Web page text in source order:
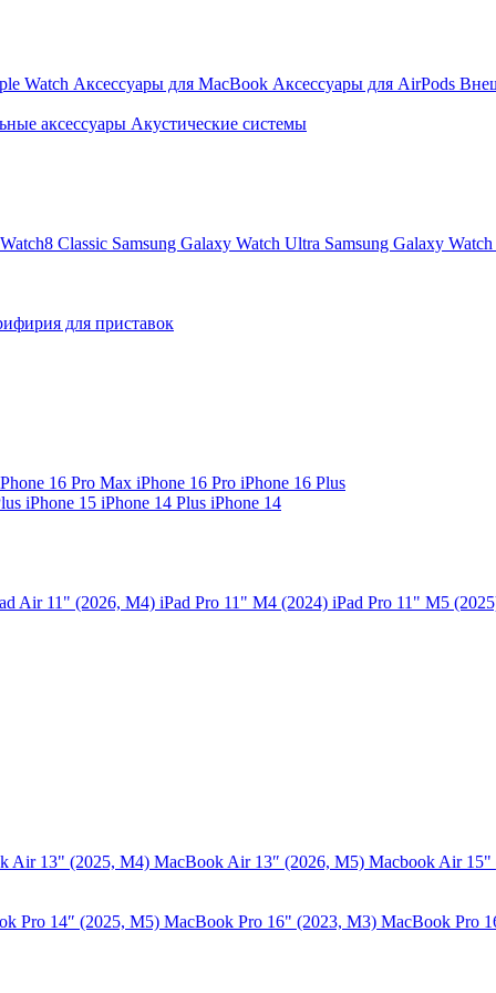
Watch Аксессуары для MacBook Аксессуары для AirPods
аксессуары Акустические системы
Classic Samsung Galaxy Watch Ultra Samsung Galaxy
для приставок
16 Pro Max iPhone 16 Pro iPhone 16 Plus
iPhone 15 iPhone 14 Plus iPhone 14
Air 11" (2026, M4) iPad Pro 11" M4 (2024) iPad Pro 11" M5
Air 13" (2025, M4) MacBook Air 13″ (2026, M5) Macbook Air 15"
Pro 14″ (2025, M5) MacBook Pro 16" (2023, M3) MacBook Pro